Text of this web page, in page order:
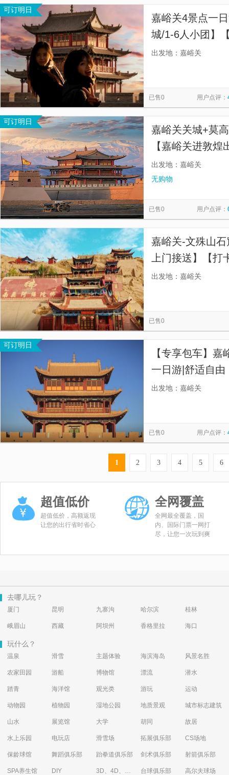
可订明日
嘉峪关4景点一
城/1-6人小团】
接送，简单便捷
出发地：嘉峪关
已售0 用户点评：
可订明日
嘉峪关关城+莫
【嘉峪关进敦
酒店可选/纯玩无
出发地：嘉峪关
无购物
已售0 用户点评：
嘉峪关-文殊山
上门接送】【打
窟】
出发地：嘉峪关
已售0
可订明日
【专享包车】
一日游|舒适自
送，多车型可选
出发地：嘉峪关
已售0 用户点评：
1 2 3 4 5 6
超值低价
超值低价，高额返现
让您的出行省时省心
全网覆盖
全网最全覆盖，国
内、国际门票一网打
尽，让您一次玩到爽
去哪儿玩？
厦门 昆明 九寨沟 哈尔滨 桂林
峨眉山 西藏 阿坝州 香格里拉 海口
玩什么？
温泉 滑雪 主题体验 海滨海岛 风景名胜
农家田园 游船 博物馆 漂流 潜水
踏青 海洋馆 观光类 游玩 运动
动物园 植物园 湿地公园 地质景观 城市标志建筑
山水 展览馆 大学 胡同 故居
水上乐园 电玩店 滑雪场 拓展俱乐部 CS场地
保龄球馆 舞蹈俱乐部 跆拳道俱乐部 剑术俱乐部 射箭俱乐部
SPA养生馆 DIY 3D、4D、5D艺术体验馆 台球俱乐部 高尔夫球场